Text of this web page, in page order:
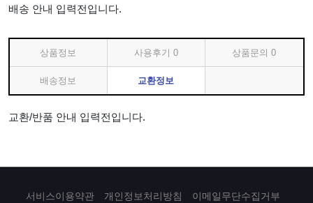
배송 안내 입력전입니다.
상품정보 사용후기 0 상품문의0
배송정보 교환정보
교환/반품 안내 입력전입니다.
서비스이용약관 개인정보처리방침 이메일무단수집거부